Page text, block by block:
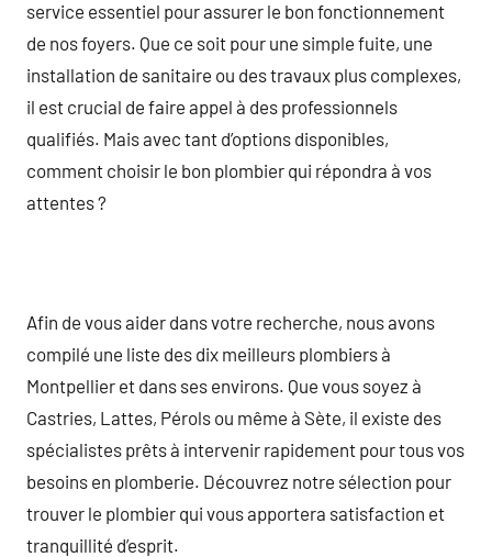
service essentiel pour assurer le bon fonctionnement
de nos foyers. Que ce soit pour une simple fuite, une
installation de sanitaire ou des travaux plus complexes,
il est crucial de faire appel à des professionnels
qualifiés. Mais avec tant d’options disponibles,
comment choisir le bon plombier qui répondra à vos
attentes ?
Afin de vous aider dans votre recherche, nous avons
compilé une liste des dix meilleurs plombiers à
Montpellier et dans ses environs. Que vous soyez à
Castries, Lattes, Pérols ou même à Sète, il existe des
spécialistes prêts à intervenir rapidement pour tous vos
besoins en plomberie. Découvrez notre sélection pour
trouver le plombier qui vous apportera satisfaction et
tranquillité d’esprit.